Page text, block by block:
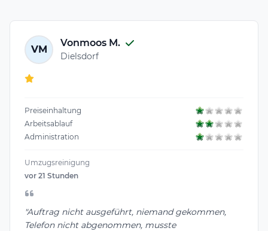
VM
Vonmoos M.
Dielsdorf
Preiseinhaltung
Arbeitsablauf
Administration
Umzugsreinigung
vor 21 Stunden
"Auftrag nicht ausgeführt, niemand gekommen,
Telefon nicht abgenommen, musste